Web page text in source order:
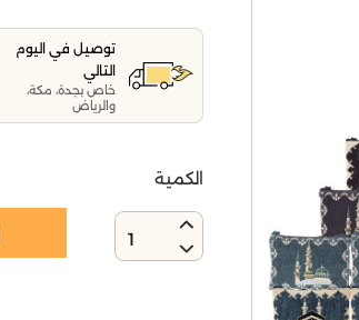
توصيل في اليوم
التالي
خاص بجدة، مكة،
والرياض
الكمية
1